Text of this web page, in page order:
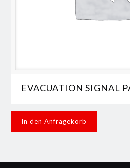
EVACUATION SIGNAL
In den Anfragekorb